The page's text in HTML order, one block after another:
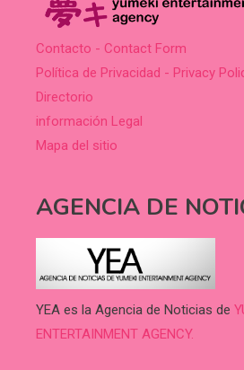
Contacto - Contact Form
Política de Privacidad - Privacy
Directorio
información Legal
Mapa del sitio
AGENCIA DE
YEA es la Agencia de Noticias de
ENTERTAINMENT AGENCY.